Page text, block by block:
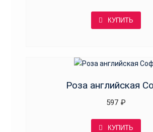
КУПИТЬ
Роза английская
597 ₽
КУПИТЬ